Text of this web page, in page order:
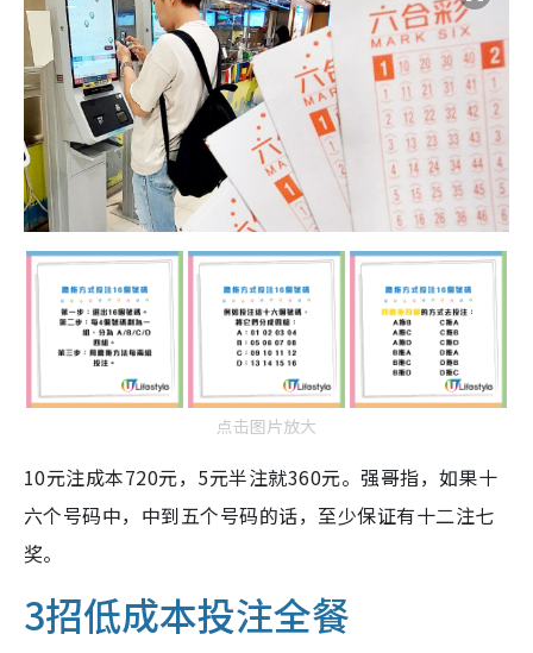
点击图片放大
10元注成本720元，5元半注就360元。强哥指，如果十
六个号码中，中到五个号码的话，至少保证有十二注七
奖。
3招低成本投注全餐